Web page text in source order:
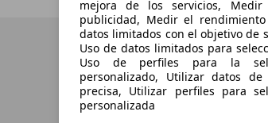
mejora de los servicios,
publicidad, Medir el
datos limitados con el objetivo de
Uso de datos limitados para
Uso de perfiles para la
personalizado, Utilizar datos de
precisa, Utilizar perfiles para
personalizada